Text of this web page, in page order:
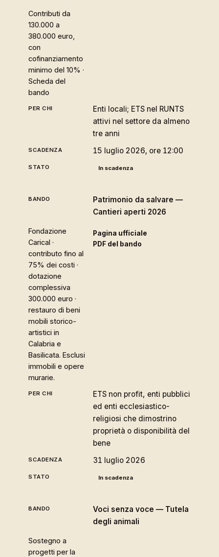
Contributi da
130.000 a
380.000 euro,
con
cofinanziamento
minimo del 10% ·
Scheda del
bando
Enti locali; ETS nel RUNTS
attivi nel settore da almeno
tre anni
15 luglio 2026, ore 12:00
In scadenza
Patrimonio da salvare —
Cantieri aperti 2026
Fondazione
Carical ·
contributo fino al
75% dei costi ·
dotazione
complessiva
300.000 euro ·
restauro di beni
mobili storico-
artistici in
Calabria e
Basilicata. Esclusi
immobili e opere
murarie.
Pagina ufficiale
PDF del bando
ETS non profit, enti pubblici
ed enti ecclesiastico-
religiosi che dimostrino
proprietà o disponibilità del
bene
31 luglio 2026
In scadenza
Voci senza voce — Tutela
degli animali
Sostegno a
progetti per la